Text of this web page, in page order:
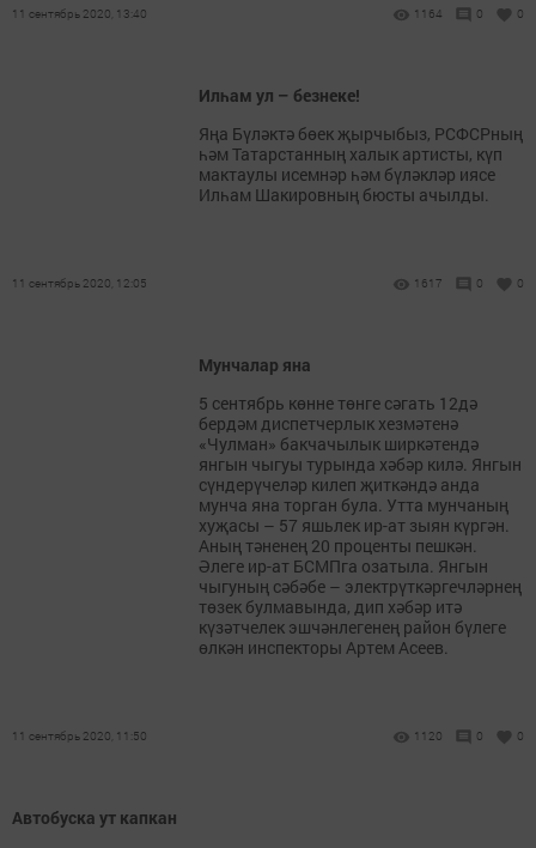
11 сентябрь 2020, 13:40 1164 0 0
Илһам ул – безнеке!
Яңа Бүләктә бөек җырчыбыз, РСФСРның
һәм Татарстанның халык артисты, күп
мактаулы исемнәр һәм бүләкләр иясе
Илһам Шакировның бюсты ачылды.
11 сентябрь 2020, 12:05 1617 0 0
Мунчалар яна
5 сентябрь көнне төнге сәгать 12дә
бердәм диспетчерлык хезмәтенә
«Чулман» бакчачылык ширкәтендә
янгын чыгуы турында хәбәр килә. Янгын
сүндерүчеләр килеп җиткәндә анда
мунча яна торган була. Утта мунчаның
хуҗасы – 57 яшьлек ир-ат зыян күргән.
Аның тәненең 20 проценты пешкән.
Әлеге ир-ат БСМПга озатыла. Янгын
чыгуның сәбәбе – электрүткәргечләрнең
төзек булмавында, дип хәбәр итә
күзәтчелек эшчәнлегенең район бүлеге
өлкән инспекторы Артем Асеев.
11 сентябрь 2020, 11:50 1120 0 0
Автобуска ут капкан